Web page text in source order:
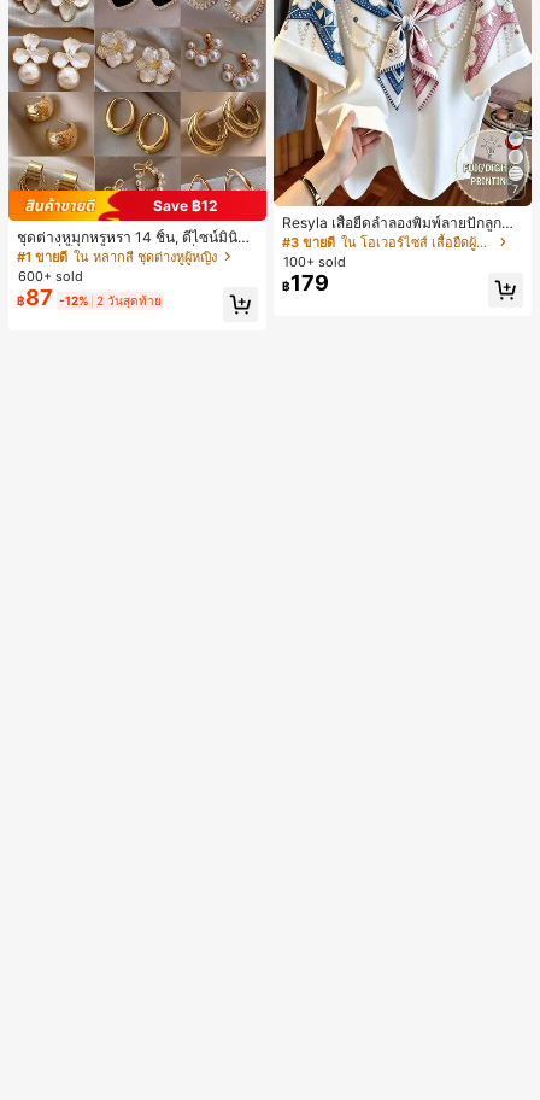
Save ฿12
ชุดต่างหูมุกหรูหรา 14 ชิ้น, ดีไซน์มินิมอ
ลใหม่ที่เป็นเอกลักษณ์ ต่างหูที่สง่างาม
สำหรับผู้หญิง, ของขวัญสำหรับเธอ
#1 ขายดี ใน หลากสี ชุดต่างหูผู้หญิง
600+ sold
฿87 -12% 2 วันสุดท้าย
7
Resyla เสื้อยืดลำลองพิมพ์ลายปักลูกปัด
รูปโบว์ขนาดใหญ่สำหรับผู้หญิง
#3 ขายดี
ใน โอเวอร์ไซส์ เสื้อยืดผู้หญิง
100+ sold
฿179